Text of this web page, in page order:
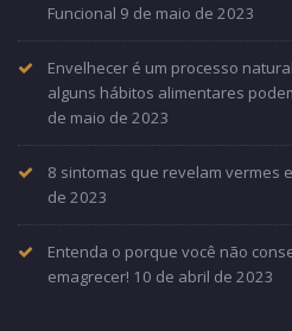
Funcional 9 de maio de 2023
Envelhecer é um processo
alguns hábitos alimentares
de maio de 2023
8 sintomas que revelam vermes
de 2023
Entenda o porque você não
emagrecer! 10 de abril de 2023